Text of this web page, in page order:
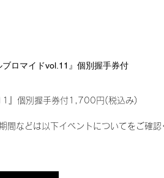
ロマイドvol.11』個別握手券付
』個別握手券付1,700円(税込み)
間などは以下イベントについてをご確認